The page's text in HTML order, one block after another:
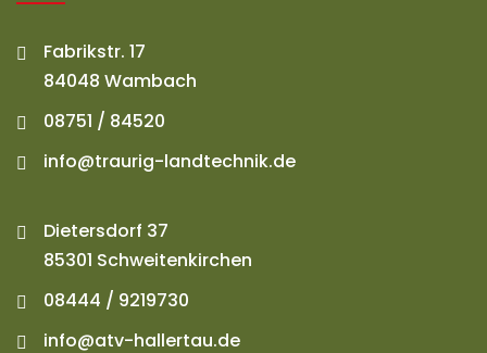
Fabrikstr. 17
84048 Wambach
08751 / 84520
info@traurig-landtechnik.de
Dietersdorf 37
85301 Schweitenkirchen
08444 / 9219730
info@atv-hallertau.de